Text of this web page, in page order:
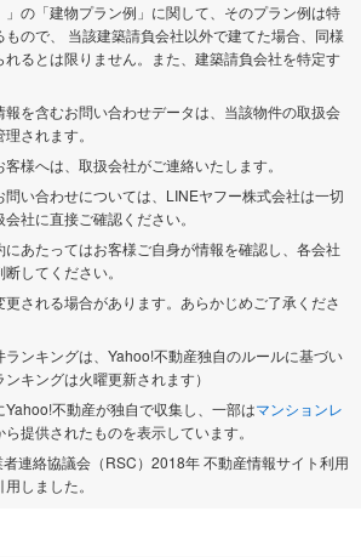
」の「建物プラン例」に関して、そのプラン例は特
ので、 当該建築請負会社以外で建てた場合、同様
るとは限りません。また、建築請負会社を特定す
を含むお問い合わせデータは、当該物件の取扱会
されます。
様へは、取扱会社がご連絡いたします。
い合わせについては、LINEヤフー株式会社は一切
社に直接ご確認ください。
あたってはお客様ご自身が情報を確認し、各会社
してください。
される場合があります。あらかじめご了承くださ
ンキングは、Yahoo!不動産独自のルールに基づい
キングは火曜更新されます）
不動産が独自で収集し、一部はマンションレ
ら提供されたものを表示しています。
連絡協議会（RSC）2018年 不動産情報サイト利用
しました。